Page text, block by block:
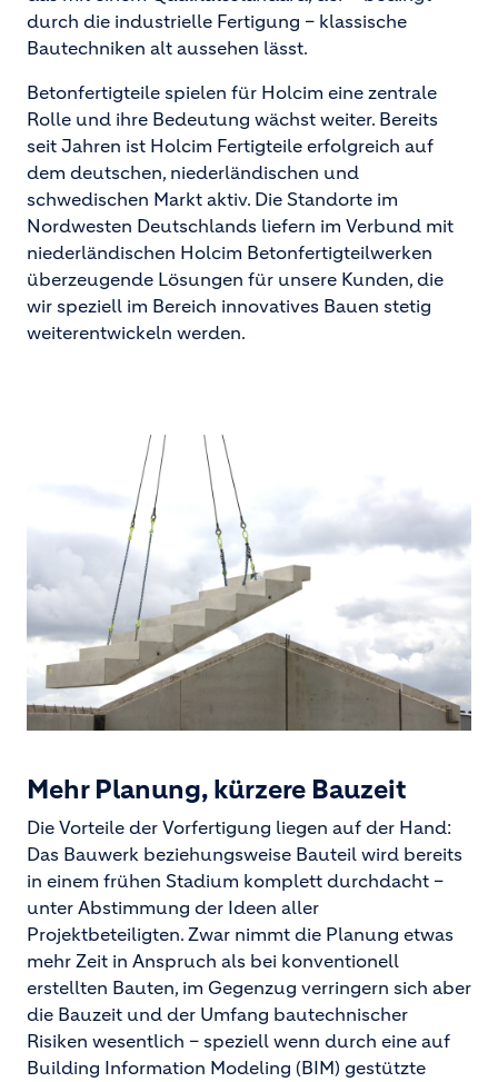
durch die industrielle Fertigung – klassische
Bautechniken alt aussehen lässt.
Betonfertigteile spielen für Holcim eine zentrale
Rolle und ihre Bedeutung wächst weiter. Bereits
seit Jahren ist Holcim Fertigteile erfolgreich auf
dem deutschen, niederländischen und
schwedischen Markt aktiv. Die Standorte im
Nordwesten Deutschlands liefern im Verbund mit
niederländischen Holcim Betonfertigteilwerken
überzeugende Lösungen für unsere Kunden, die
wir speziell im Bereich innovatives Bauen stetig
weiterentwickeln werden.
Mehr Planung, kürzere Bauzeit
Die Vorteile der Vorfertigung liegen auf der Hand:
Das Bauwerk beziehungsweise Bauteil wird bereits
in einem frühen Stadium komplett durchdacht –
unter Abstimmung der Ideen aller
Projektbeteiligten. Zwar nimmt die Planung etwas
mehr Zeit in Anspruch als bei konventionell
erstellten Bauten, im Gegenzug verringern sich aber
die Bauzeit und der Umfang bautechnischer
Risiken wesentlich – speziell wenn durch eine auf
Building Information Modeling (BIM) gestützte